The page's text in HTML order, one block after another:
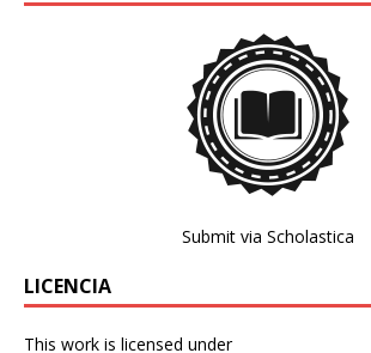
Submit via Scholastica
LICENCIA
This work is licensed under